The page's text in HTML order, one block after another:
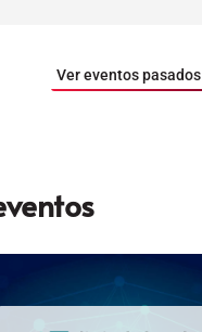
Ver eventos pasados